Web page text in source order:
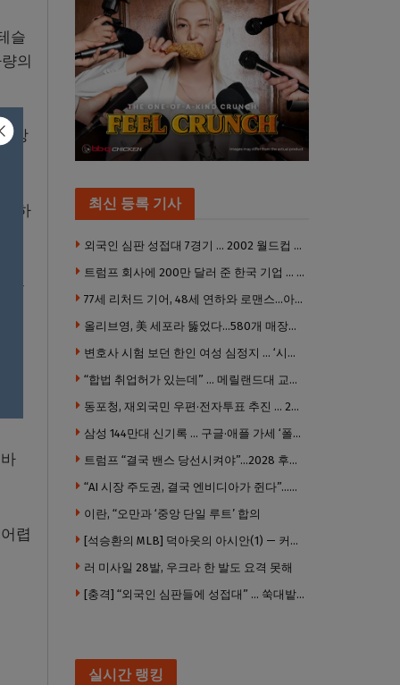
슬
의
방
하
들
렵
최신 등록 기사
외국인 심판 성접대 7경기 … 2002 월드컵 4강 신화도 흔들
트럼프 회사에 200만 달러 준 한국 기업 … 민주당 뇌물의혹 조사
77세 리처드 기어, 48세 연하와 로맨스…아들과 3살 차
올리브영, 美 세포라 뚫었다…580개 매장에 ‘K뷰티에딧’ 론칭
변호사 시험 보던 한인 여성 심정지 … ‘시험장측 대응 부적절’ 소송
“합법 취업허가 있는데” … 메릴랜드대 교수, 공항서 ICE에 체포, 구금 중
동포청, 재외국민 우편·전자투표 추진 … 2028년 도입 목표
삼성 144만대 신기록 … 구글·애플 가세 ‘폴더블 대전’ 열린다
트럼프 “결국 밴스 당선시켜야”…2028 후계 구도 힘 싣나
“AI 시장 주도권, 결국 엔비디아가 쥔다”…모건스탠리 장담
이란, “오만과 ‘중앙 단일 루트’ 합의
[석승환의 MLB] 덕아웃의 아시안(1) — 커트 스즈키가 우리에게 묻는 것
러 미사일 28발, 우크라 한 발도 요격 못해
[충격] “외국인 심판들에 성접대” … 쑥대밭된 축협 어디까지 추락하나
실시간 랭킹